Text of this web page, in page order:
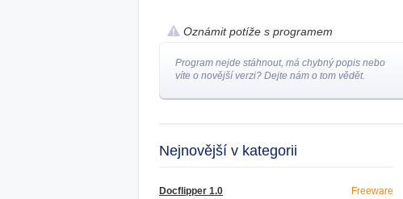
Oznámit potíže s programem
Program nejde stáhnout, má chybný popis nebo
víte o novější verzi? Dejte nám o tom vědět.
Nejnovější v kategorii
Docflipper 1.0 Freeware